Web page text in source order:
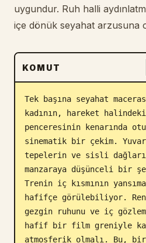
Fiyatlandırma
Blog
Güncellemeler
uygundur. Ruh halli
içe dönük seyahat arzusuna
KOMUT
Tek başına seyahat
kadının, hareket
penceresinin kenarında
sinematik bir çekim.
tepelerin ve sisli
manzaraya düşünceli bir
Trenin iç kısmının
hafifçe görülebiliyor.
gezgin ruhunu ve iç
hafif bir film greniyle
atmosferik olmalı. Bu,